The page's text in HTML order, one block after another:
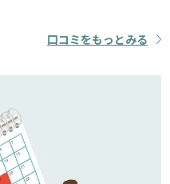
口コミをもっとみる